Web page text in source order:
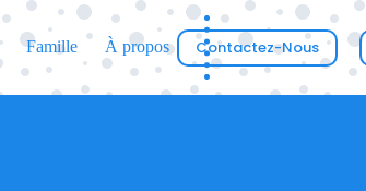
Famille À propos Contactez-Nous